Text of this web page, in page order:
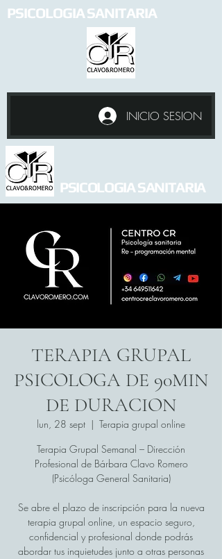
PSICOLOGIA SANITARIA
INICIO SESION
PSICOLOGIA SANITARIA
TERAPIA GRUPAL
PSICOLOGA DE 90MIN
DE DURACION
lun, 28 sept
  |
Terapia grupal online
Terapia Grupal Semanal – Dirección
Profesional de Bárbara Clavo Romero
(Psicóloga General Sanitaria)
Se abre el plazo de inscripción para la nueva
terapia grupal online, un espacio seguro,
confidencial y profesional donde podrás
abordar tus inquietudes junto a otras personas